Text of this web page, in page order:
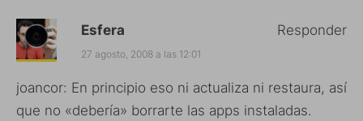
Esfera
27 agosto, 2008 a las 12:01
joancor: En principio eso ni actualiza ni restaura, así
que no «debería» borrarte las apps instaladas.
Responder